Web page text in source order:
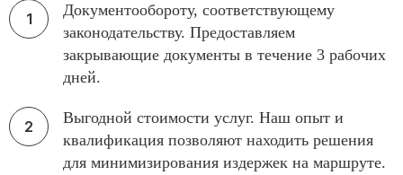
Документообороту, соответствующему
законодательству. Предоставляем
закрывающие документы в течение 3 рабочих
дней.
Выгодной стоимости услуг. Наш опыт и
квалификация позволяют находить решения
для минимизирования издержек на маршруте.